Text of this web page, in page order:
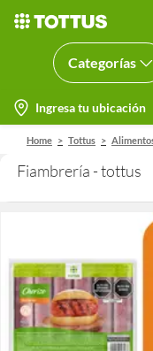
Categorías
location-
icon
Ingresa tu ubicación
Home Tottus
Fiambrería - tottus